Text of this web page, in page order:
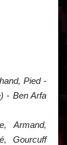
Pied -
- Ben Arfa
Armand,
Gourcuff